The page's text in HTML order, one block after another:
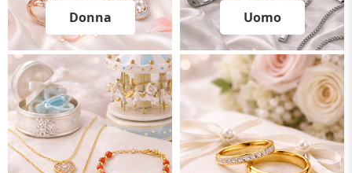
Donna Uomo